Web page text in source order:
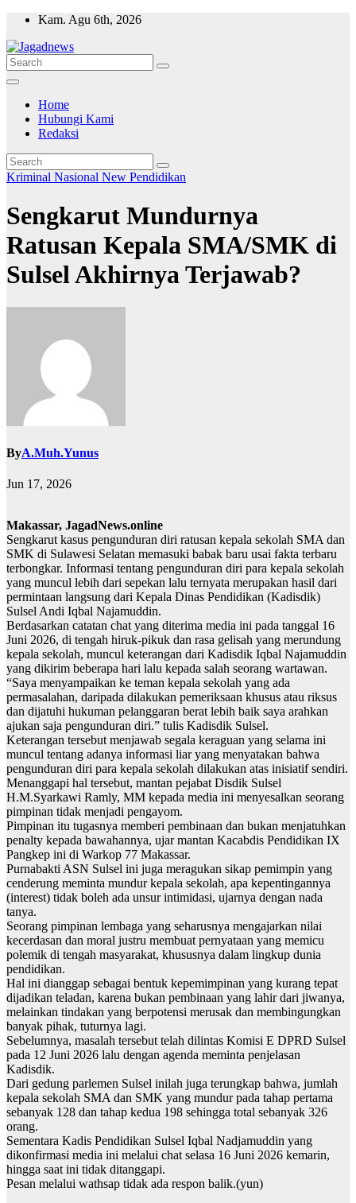
Skip
content
Kam. Agu 6th, 2026
Home
Hubungi Kami
Redaksi
Kriminal Nasional New Pendidikan
Sengkarut Mundurnya
Ratusan Kepala SMA/SMK di
Sulsel Akhirnya Terjawab?
ByA.Muh.Yunus
Jun 17, 2026
Makassar, JagadNews.online
Sengkarut kasus pengunduran diri ratusan kepala sekolah SMA dan
SMK di Sulawesi Selatan memasuki babak baru usai fakta terbaru
terbongkar. Informasi tentang pengunduran diri para kepala sekolah
yang muncul lebih dari sepekan lalu ternyata merupakan hasil dari
permintaan langsung dari Kepala Dinas Pendidikan (Kadisdik)
Sulsel Andi Iqbal Najamuddin.
Berdasarkan catatan chat yang diterima media ini pada tanggal 16
Juni 2026, di tengah hiruk-pikuk dan rasa gelisah yang merundung
kepala sekolah, muncul keterangan dari Kadisdik Iqbal Najamuddin
yang dikirim beberapa hari lalu kepada salah seorang wartawan.
“Saya menyampaikan ke teman kepala sekolah yang ada
permasalahan, daripada dilakukan pemeriksaan khusus atau riksus
dan dijatuhi hukuman pelanggaran berat lebih baik saya arahkan
ajukan saja pengunduran diri.” tulis Kadisdik Sulsel.
Keterangan tersebut menjawab segala keraguan yang selama ini
muncul tentang adanya informasi liar yang menyatakan bahwa
pengunduran diri para kepala sekolah dilakukan atas inisiatif sendiri.
Menanggapi hal tersebut, mantan pejabat Disdik Sulsel
H.M.Syarkawi Ramly, MM kepada media ini menyesalkan seorang
pimpinan tidak menjadi pengayom.
Pimpinan itu tugasnya memberi pembinaan dan bukan menjatuhkan
penalty kepada bawahannya, ujar mantan Kacabdis Pendidikan IX
Pangkep ini di Warkop 77 Makassar.
Purnabakti ASN Sulsel ini juga meragukan sikap pemimpin yang
cenderung meminta mundur kepala sekolah, apa kepentingannya
(interest) tidak boleh ada unsur intimidasi, ujarnya dengan nada
tanya.
Seorang pimpinan lembaga yang seharusnya mengajarkan nilai
kecerdasan dan moral justru membuat pernyataan yang memicu
polemik di tengah masyarakat, khususnya dalam lingkup dunia
pendidikan.
Hal ini dianggap sebagai bentuk kepemimpinan yang kurang tepat
dijadikan teladan, karena bukan pembinaan yang lahir dari jiwanya,
melainkan tindakan yang berpotensi merusak dan membingungkan
banyak pihak, tuturnya lagi.
Sebelumnya, masalah tersebut telah dilintas Komisi E DPRD Sulsel
pada 12 Juni 2026 lalu dengan agenda meminta penjelasan
Kadisdik.
Dari gedung parlemen Sulsel inilah juga terungkap bahwa, jumlah
kepala sekolah SMA dan SMK yang mundur pada tahap pertama
sebanyak 128 dan tahap kedua 198 sehingga total sebanyak 326
orang.
Sementara Kadis Pendidikan Sulsel Iqbal Nadjamuddin yang
dikonfirmasi media ini melalui chat selasa 16 Juni 2026 kemarin,
hingga saat ini tidak ditanggapi.
Pesan melalui wathsap tidak ada respon balik.(yun)